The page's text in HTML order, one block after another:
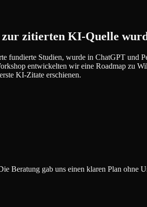
zur zitierten KI-Quelle
fundierte Studien, wurde in ChatGPT und
entwickelten wir eine Roadmap zu
KI-Zitate erschienen.
Beratung gab uns einen klaren Plan ohne